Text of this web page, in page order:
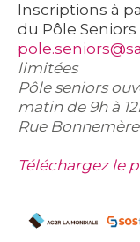
Inscriptions à
du Pôle Seniors
limitées
Pôle seniors
matin de 9h à
Rue Bonnemère
Téléchargez le